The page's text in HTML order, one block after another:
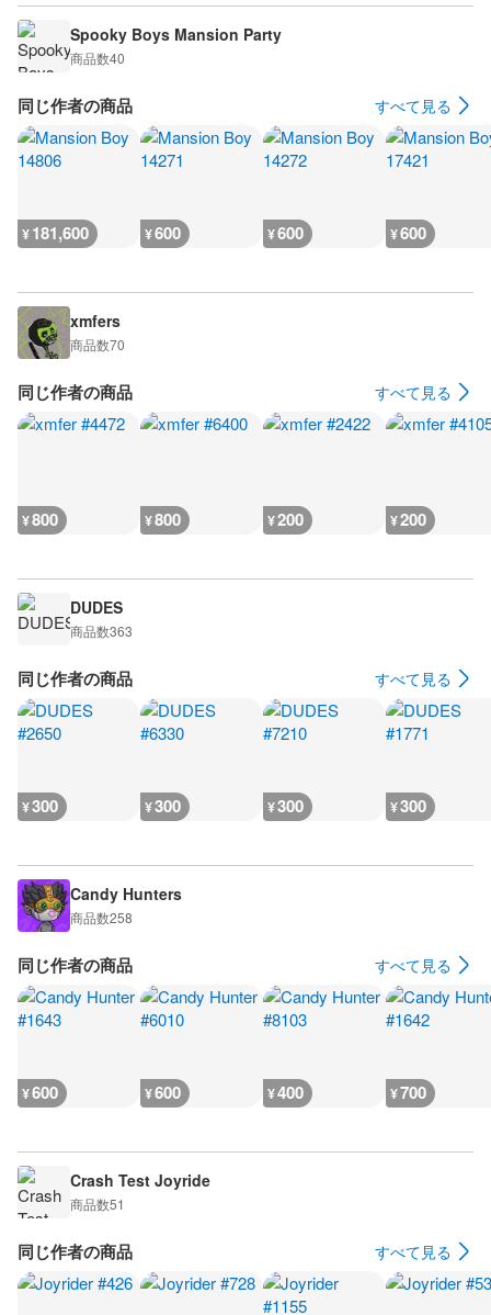
Spooky Boys Mansion Party
商品数40
同じ作者の商品 すべて見る
¥181,600 ¥600 ¥600 ¥600
xmfers
商品数70
同じ作者の商品 すべて見る
¥800 ¥800 ¥200 ¥200
DUDES
商品数363
同じ作者の商品 すべて見る
¥300 ¥300 ¥300 ¥300
Candy Hunters
商品数258
同じ作者の商品 すべて見る
¥600 ¥600 ¥400 ¥700
Crash Test Joyride
商品数51
同じ作者の商品 すべて見る